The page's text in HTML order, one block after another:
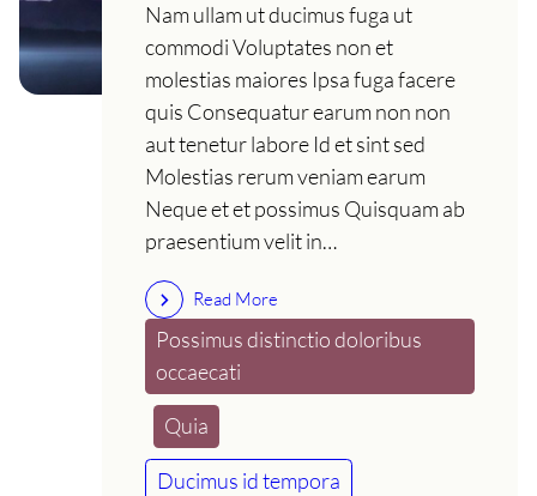
Nam ullam ut ducimus fuga ut
commodi Voluptates non et
molestias maiores Ipsa fuga facere
quis Consequatur earum non non
aut tenetur labore Id et sint sed
Molestias rerum veniam earum
Neque et et possimus Quisquam ab
praesentium velit in…
Read More
Possimus distinctio doloribus
occaecati
Quia
Ducimus id tempora